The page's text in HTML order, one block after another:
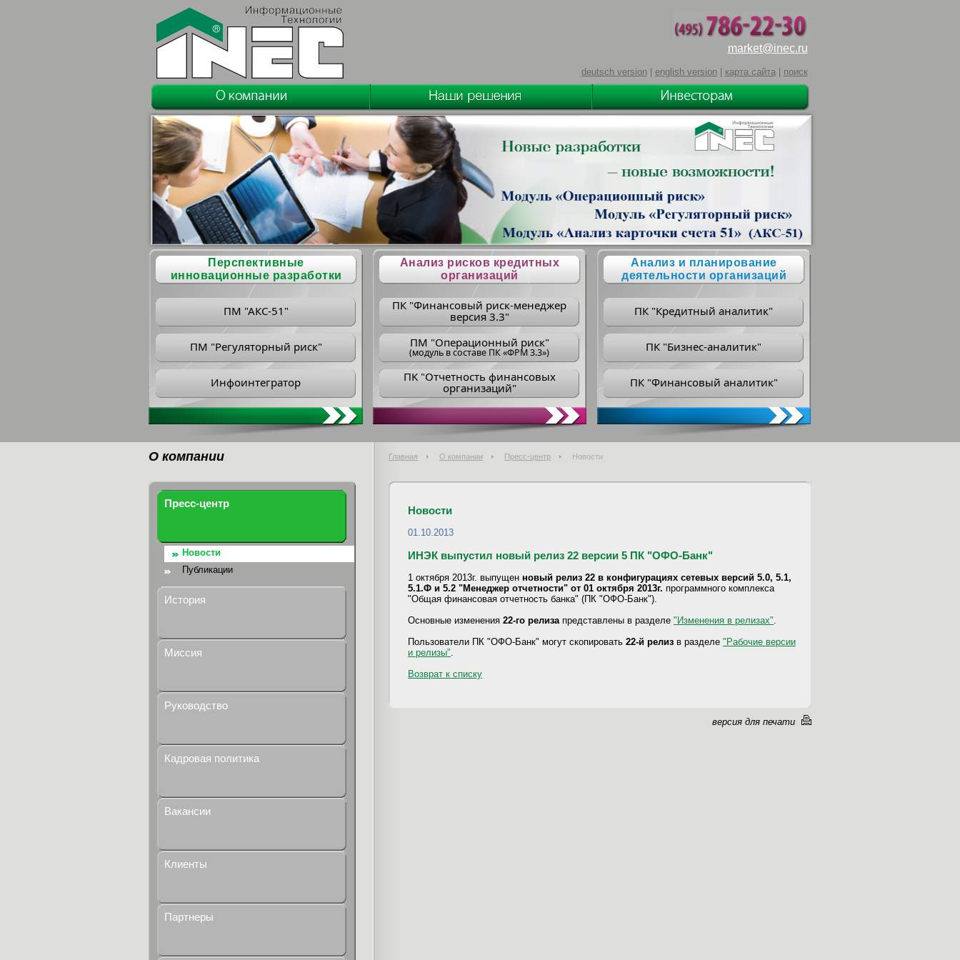
market@inec.ru
deutsch version| english version| карта сайта| поиск
Перспективные
инновационные разработки
ПМ "АКС-51"
ПМ "Регуляторный риск"
Инфоинтегратор
Анализ рисков кредитных
организаций
ПК "Финансовый риск-менеджер
версия 3.3"
ПM "Операционный риск"
(модуль в составе ПК «ФРМ 3.3»)
ПK "Отчетность финансовых
организаций"
Анализ и планирование
деятельности организаций
ПК "Кредитный аналитик"
ПК "Бизнес-аналитик"
ПК "Финансовый аналитик"
О компании Главная О компании Пресс-центр Новости
Пресс-центр
Новости
Публикации
История
Миссия
Руководство
Кадровая политика
Вакансии
Клиенты
Партнеры
Новости
01.10.2013
ИНЭК выпустил новый релиз 22 версии 5 ПК "ОФО-Банк"
1 октября 2013г. выпущен новый релиз 22 в конфигурациях сетевых версий 5.0, 5.1,
5.1.Ф и 5.2 "Менеджер отчетности" от 01 октября 2013г. программного комплекса
"Общая финансовая отчетность банка" (ПК "ОФО-Банк").
Основные изменения 22-го релиза представлены в разделе "Изменения в релизах"
Пользователи ПК "ОФО-Банк" могут скопировать 22-й релиз в разделе "Рабочие версии
и релизы"
Возврат к списку
версия для печати